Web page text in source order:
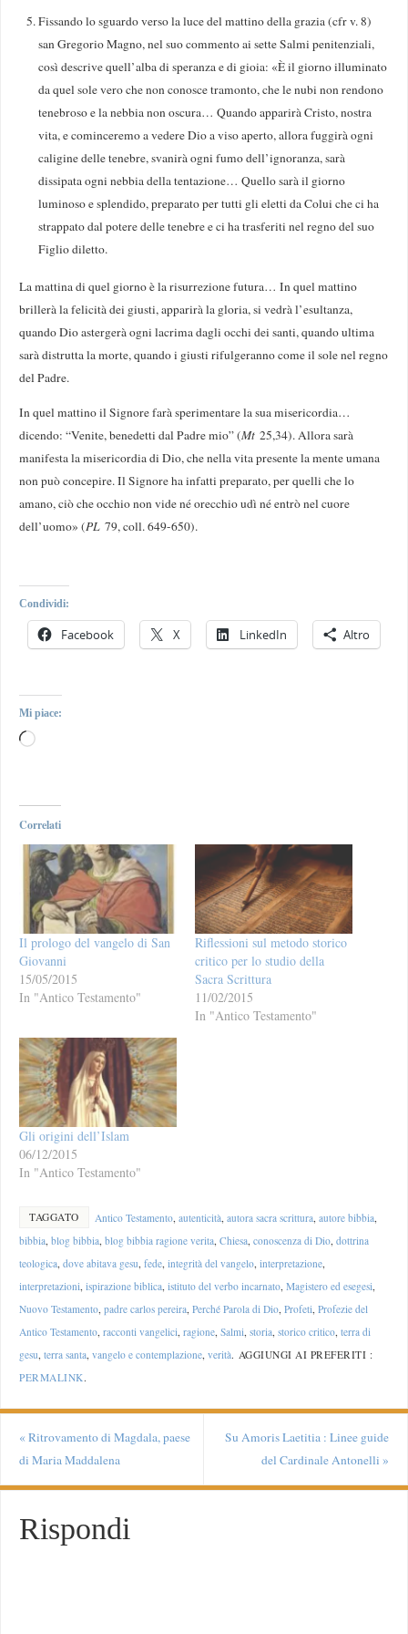
Fissando lo sguardo verso la luce del mattino della grazia (cfr v. 8)
san Gregorio Magno, nel suo commento ai sette Salmi penitenziali,
così descrive quell’alba di speranza e di gioia: «È il giorno illuminato
da quel sole vero che non conosce tramonto, che le nubi non rendono
tenebroso e la nebbia non oscura… Quando apparirà Cristo, nostra
vita, e cominceremo a vedere Dio a viso aperto, allora fuggirà ogni
caligine delle tenebre, svanirà ogni fumo dell’ignoranza, sarà
dissipata ogni nebbia della tentazione… Quello sarà il giorno
luminoso e splendido, preparato per tutti gli eletti da Colui che ci ha
strappato dal potere delle tenebre e ci ha trasferiti nel regno del suo
Figlio diletto.
La mattina di quel giorno è la risurrezione futura… In quel mattino
brillerà la felicità dei giusti, apparirà la gloria, si vedrà l’esultanza,
quando Dio astergerà ogni lacrima dagli occhi dei santi, quando ultima
sarà distrutta la morte, quando i giusti rifulgeranno come il sole nel regno
del Padre.
In quel mattino il Signore farà sperimentare la sua misericordia…
dicendo: “Venite, benedetti dal Padre mio” (Mt 25,34). Allora sarà
manifesta la misericordia di Dio, che nella vita presente la mente umana
non può concepire. Il Signore ha infatti preparato, per quelli che lo
amano, ciò che occhio non vide né orecchio udì né entrò nel cuore
dell’uomo» (PL 79, coll. 649-650).
Condividi:
Facebook X LinkedIn Altro
Mi piace:
Correlati
Il prologo del vangelo di San
Giovanni
15/05/2015
In "Antico Testamento"
Riflessioni sul metodo storico
critico per lo studio della
Sacra Scrittura
11/02/2015
In "Antico Testamento"
Gli origini dell’Islam
06/12/2015
In "Antico Testamento"
TAGGATO Antico Testamento, autenticità, autora sacra scrittura, autore bibbia,
bibbia,blog bibbia,blog bibbia ragione verita,Chiesa,conoscenza di Dio,dottrina
teologica,dove abitava gesu,fede,integrità del vangelo,interpretazione,
interpretazioni,ispirazione biblica,istituto del verbo incarnato,Magistero ed esegesi,
Nuovo Testamento,padre carlos pereira,Perché Parola di Dio,Profeti,Profezie del
Antico Testamento,racconti vangelici,ragione,Salmi,storia,storico critico,terra di
gesu,terra santa,vangelo e contemplazione,verità. AGGIUNGI AI PREFERITI :
PERMALINK.
« Ritrovamento di Magdala, paese
di Maria Maddalena
Su Amoris Laetitia : Linee guide
del Cardinale Antonelli »
Rispondi